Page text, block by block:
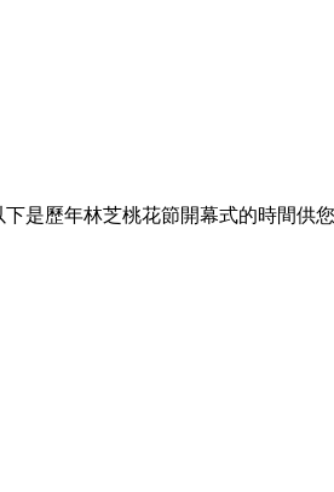
是歷年林芝桃花節開幕式的時間供您